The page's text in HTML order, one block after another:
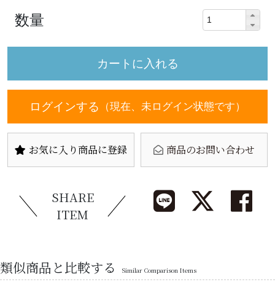
数量
ログインする （現在、未ログイン状態です）
お気に入り商品に登録 商品のお問い合わせ
SHARE
ITEM
類似商品と比較する Similar Comparison Items